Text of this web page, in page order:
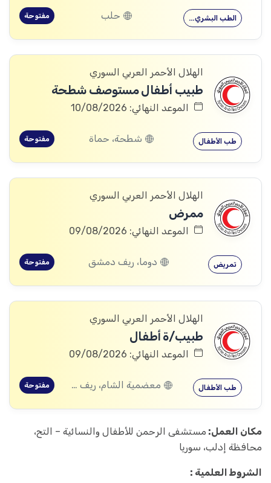
الطب البشري… حلب مفتوحة
الهلال الأحمر العربي السوري
طبيب أطفال مستوصف شطحة
الموعد النهائي: 10/08/2026
طب الأطفال شطحة، حماة مفتوحة
الهلال الأحمر العربي السوري
ممرض
الموعد النهائي: 09/08/2026
تمريض دوما، ريف دمشق مفتوحة
الهلال الأحمر العربي السوري
طبيب/ة أطفال
الموعد النهائي: 09/08/2026
طب الأطفال معضمية الشام، ريف دمشق مفتوحة
مكان العمل: مستشفى الرحمن للأطفال والنسائية – التح،
محافظة إدلب، سوريا
الشروط العلمية :